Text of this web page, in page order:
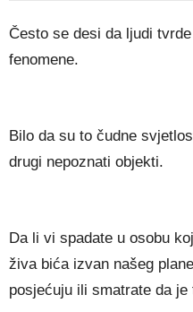
Često se desi da ljudi
fenomene.
Bilo da su to čudne
drugi nepoznati objekti.
Da li vi spadate u osobu
živa bića izvan našeg
posjećuju ili smatrate da